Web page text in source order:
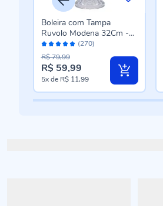
Avaliação:
98%
(270)
Boleira com Tampa
Ruvolo Modena 32Cm -
Vidro Transparente
Preço
especial
R$ 59,99
R$ 79,99
5xde R$ 11,99